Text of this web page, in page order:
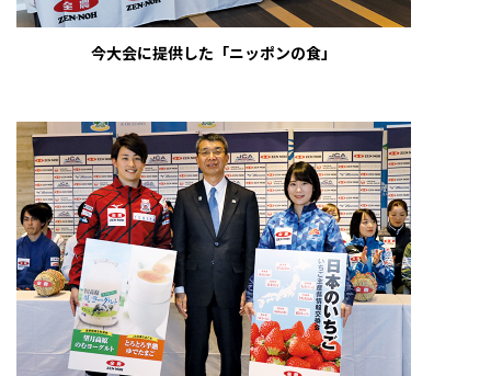
今大会に提供した「ニッポンの食」